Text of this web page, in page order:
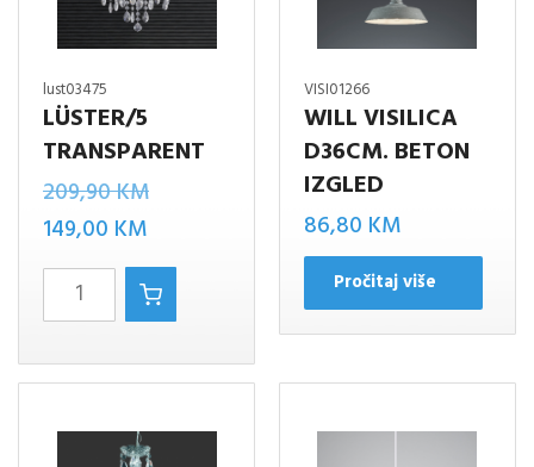
lust03475
LÜSTER/5
TRANSPARENT
209,90KMIzvorna
bila
je:
149,00 KMTrenutna
cijena
je:
LüSTER/5
TRANSPARENT
količina
VISI01266
WILL VISILICA
D36CM. BETON
IZGLED
86,80 KM
Pročitaj više